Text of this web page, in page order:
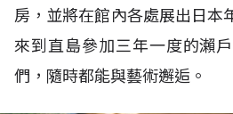
房，並將在館內各處展出日本
來到直島參加三年一度的瀨
們，隨時都能與藝術邂逅。